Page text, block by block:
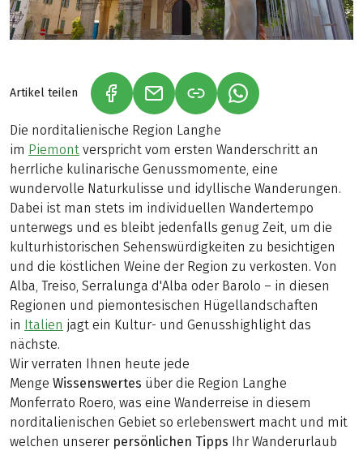
Artikel teilen (LINK ÖFFNET IN NEUEM TAB)
(LINK ÖFFNET IN NEUEM TAB)
(LINK ÖFFNET IN
Die norditalienische Region Langhe
im Piemont verspricht vom ersten Wanderschritt an
herrliche kulinarische Genussmomente, eine
wundervolle Naturkulisse und idyllische Wanderungen.
Dabei ist man stets im individuellen Wandertempo
unterwegs und es bleibt jedenfalls genug Zeit, um die
kulturhistorischen Sehenswürdigkeiten zu besichtigen
und die köstlichen Weine der Region zu verkosten. Von
Alba, Treiso, Serralunga d'Alba oder Barolo – in diesen
Regionen und piemontesischen Hügellandschaften
in Italien jagt ein Kultur- und Genusshighlight das
nächste.
Wir verraten Ihnen heute jede
Menge Wissenswertes über die Region Langhe
Monferrato Roero, was eine Wanderreise in diesem
norditalienischen Gebiet so erlebenswert macht und mit
welchen unserer persönlichen Tipps Ihr Wanderurlaub